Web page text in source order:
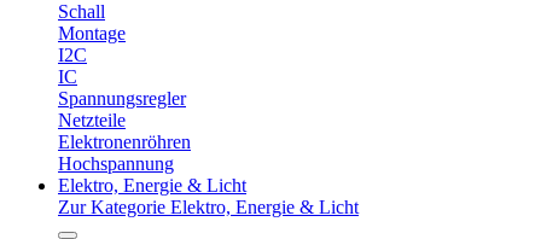
Schall
Montage
I2C
IC
Spannungsregler
Netzteile
Elektronenröhren
Hochspannung
Elektro, Energie & Licht
Zur Kategorie Elektro, Energie & Licht